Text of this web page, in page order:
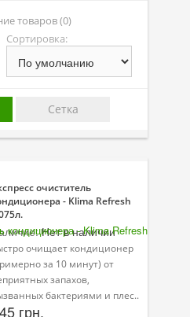
охлаждения
товаров (0)
Сортировка:
Сетка
очиститель
- Klima Refresh
Нет в наличии
очищает кондиционер
за 10 минут) от
запахов,
бактериями и плес..
грн.